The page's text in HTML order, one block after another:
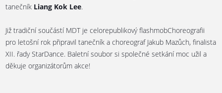
tanečník Liang Kok Lee.
Již tradiční součástí MDT je celorepublikový flashmobChoreografii
pro letošní rok připravil tanečník a choreograf Jakub Mazůch, finalista
XII. řady StarDance. Baletní soubor si společné setkání moc užil a
děkuje organizátorům akce!